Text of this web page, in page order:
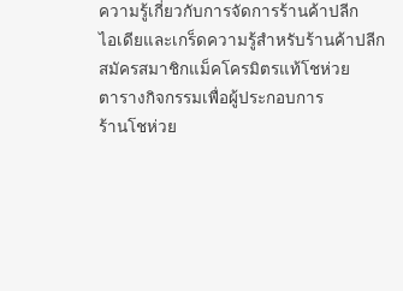
ความรู้เกี่ยวกับการจัดการร้านค้าปลีก
ไอเดียและเกร็ดความรู้สำหรับร้านค้าปลีก
สมัครสมาชิกแม็คโครมิตรแท้โชห่วย
ตารางกิจกรรมเพื่อผู้ประกอบการ
ร้านโชห่วย